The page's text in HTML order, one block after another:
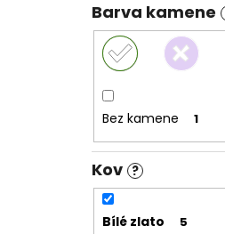
Barva kamene
Bez kamene 1
Kov ?
Bílé zlato 5